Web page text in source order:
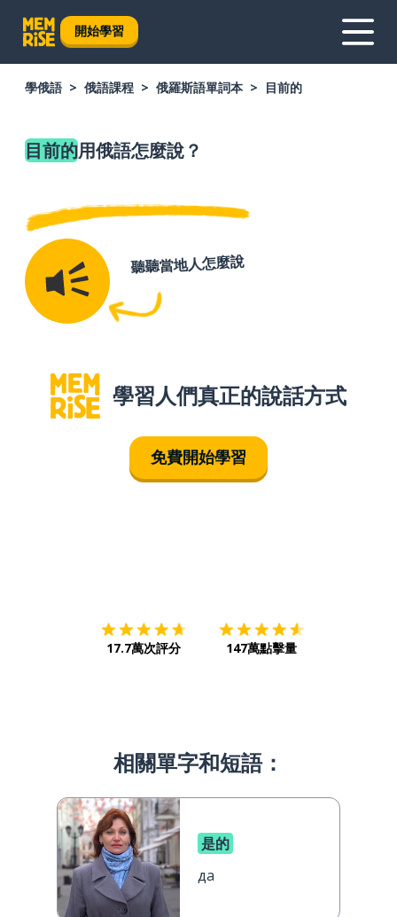
開始學習
學俄語 俄語課程 俄羅斯語單詞本 目前的
目前的用俄語怎麼說？
聽聽當地人怎麼說
學習人們真正的說話方式
免費開始學習
17.7萬次評分 147萬點擊量
相關單字和短語：
是的
да